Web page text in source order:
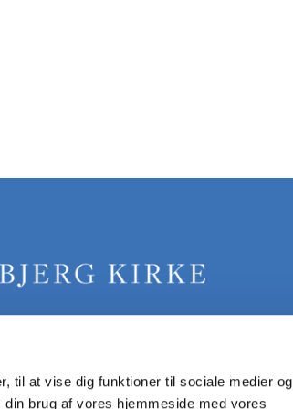
til at vise dig funktioner til sociale medier og
brug af vores hjemmeside med vores